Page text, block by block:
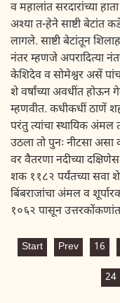
व महालांत सरदारांच्या
अश्या त-हेने साष्टी बेटांत
लागले. साष्टी बेटांतून
नंतर म्हणजे अपरादित्या
केशिदेव व सोमेश्वर असें
शे वर्षांच्या अवधींत
म्हणवीत. कधीकधीं ठाणें
परंतु त्यांचा स्थायिक अंमल
उठला तो पुनः नीटसा असा
वर वैतरणा नदीच्या
शक ११८२ पर्यंतच्या सवा शे
बिंबराजांचा अंमल व
१०६२ पासून
Start Prev 16
24